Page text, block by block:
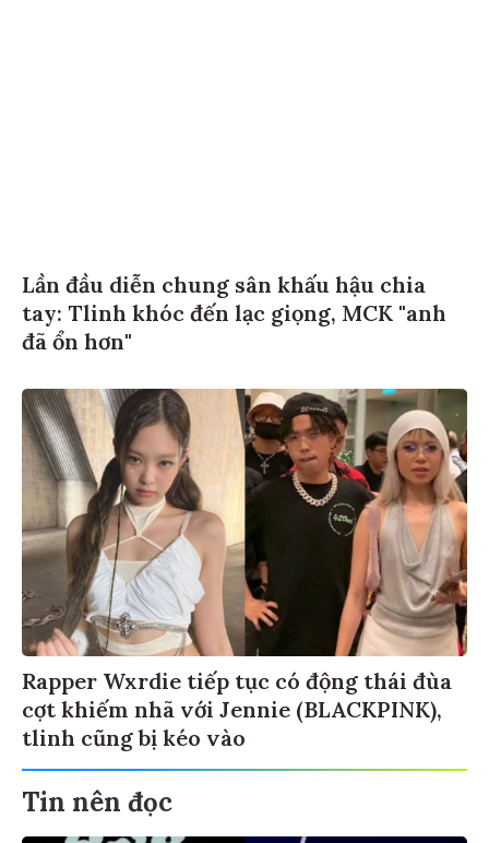
Lần đầu diễn chung sân khấu hậu chia
tay: Tlinh khóc đến lạc giọng, MCK "anh
đã ổn hơn"
Rapper Wxrdie tiếp tục có động thái đùa
cợt khiếm nhã với Jennie (BLACKPINK),
tlinh cũng bị kéo vào
Tin nên đọc